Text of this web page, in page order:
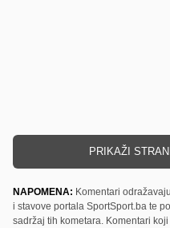
PRIKAŽI
NAPOMENA: Komentari
i stavove portala SportSport.ba te
sadržaj tih kometara. Komentari